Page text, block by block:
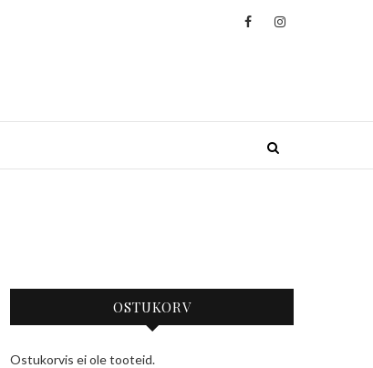
OSTUKORV
Ostukorvis ei ole tooteid.